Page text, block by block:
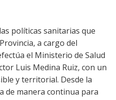
políticas sanitarias que
a cargo del
el Ministerio de Salud
Luis Medina Ruiz, con un
y territorial. Desde la
de manera continua para